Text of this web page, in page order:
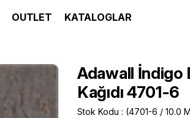
OUTLET KATALOGLAR
Adawall İndigo
Kağıdı 4701-6
Stok Kodu
(4701-6 / 10.0